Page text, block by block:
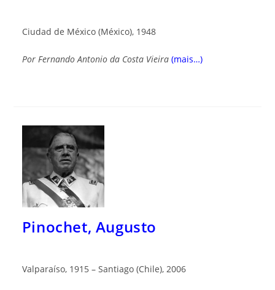
Ciudad de México (México), 1948
Por Fernando Antonio da Costa Vieira (mais…)
Pinochet, Augusto
Valparaíso, 1915 – Santiago (Chile), 2006